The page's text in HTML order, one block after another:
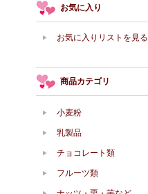
お気に入り
お気に入りリストを見る
商品カテゴリ
小麦粉
乳製品
チョコレート類
フルーツ類